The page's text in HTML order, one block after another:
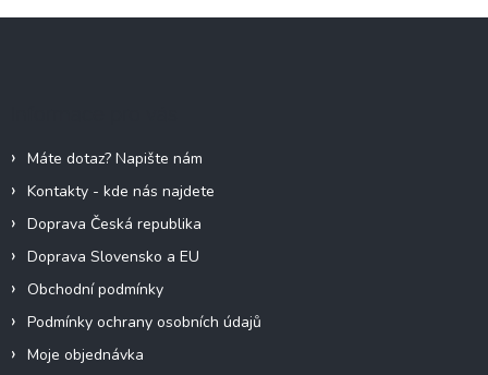
l
s
Máte dotaz? Napište nám
Kontakty - kde nás najdete
Doprava Česká republika
Doprava Slovensko a EU
Obchodní podmínky
Podmínky ochrany osobních údajů
Moje objednávka